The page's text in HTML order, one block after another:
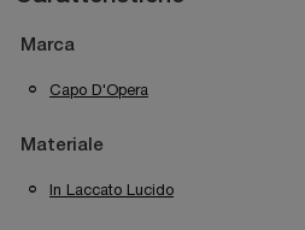
Marca
Capo D'Opera
Materiale
In Laccato Lucido